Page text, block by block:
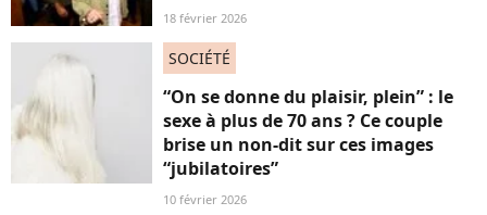
18 février 2026
SOCIÉTÉ
“On se donne du plaisir, plein” : le
sexe à plus de 70 ans ? Ce couple
brise un non-dit sur ces images
“jubilatoires”
10 février 2026